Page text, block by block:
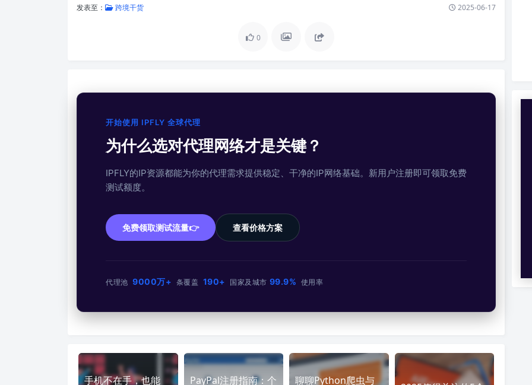
发表至： 跨境干货 2025-06-17
0
开始使用 IPFLY 全球代理
为什么选对代理网络才是关键？
IPFLY的IP资源都能为你的代理需求提供稳定、干净的IP网络基础。新用户注册即可领取免费
测试额度。
免费领取测试流量👉 查看价格方案
代理池 9000万+ 条覆盖 190+ 国家及城市 99.9% 使用率
手机不在手，也能 PayPal注册指南：个 聊聊Python爬虫与